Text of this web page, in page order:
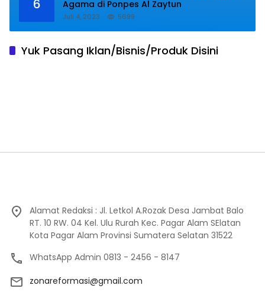
6
Agama di Ponpes Al Zaytun
Juli 4, 2023 5699
Yuk Pasang Iklan/Bisnis/Produk Disini
Alamat Redaksi : Jl. Letkol A.Rozak Desa Jambat Balo
RT. 10 RW. 04 Kel. Ulu Rurah Kec. Pagar Alam SElatan
Kota Pagar Alam Provinsi Sumatera Selatan 31522
WhatsApp Admin 0813 - 2456 - 8147
zonareformasi@gmail.com